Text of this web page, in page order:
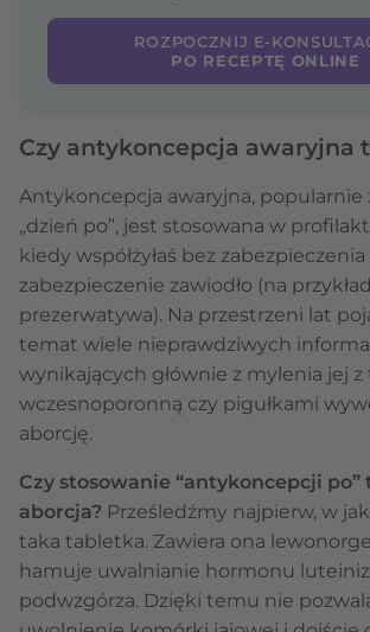
ROZPOCZNIJ E-
PO RECEPTĘ ONLINE
Czy antykoncepcja awaryjna
Antykoncepcja awaryjna, popularnie
„dzień po”, jest stosowana w
kiedy współżyłaś bez
zabezpieczenie zawiodło (na
prezerwatywa). Na przestrzeni lat
temat wiele nieprawdziwych
wynikających głównie z mylenia jej
wczesnoporonną czy pigułkami
aborcję.
Czy stosowanie “antykoncepcji po”
aborcja? Prześledźmy najpierw, w
taka tabletka. Zawiera ona
hamuje uwalnianie hormonu
podwzgórza. Dzięki temu nie